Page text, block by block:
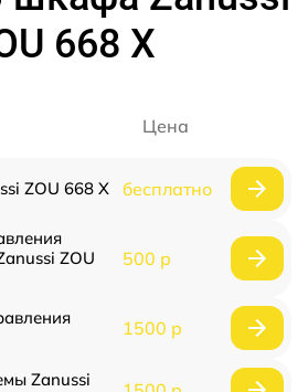
668 X
Цена
ZOU 668 X бесплатно
ZOU
500 р
1500 р
Zanussi